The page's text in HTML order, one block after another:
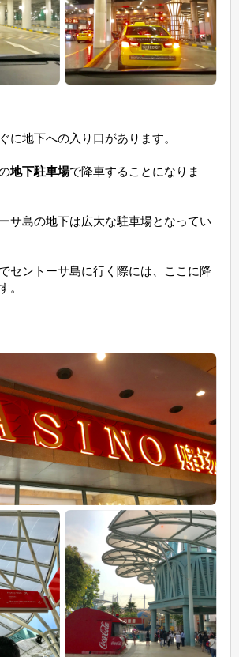
に地下への入り口があります。
地下駐車場で降車することになりま
サ島の地下は広大な駐車場となってい
セントーサ島に行く際には、ここに降
。